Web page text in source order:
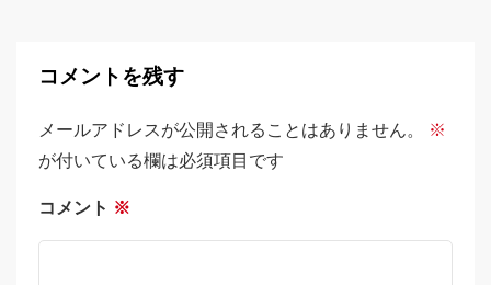
コメントを残す
メールアドレスが公開されることはありません。
※
が付いている欄は必須項目です
コメント ※